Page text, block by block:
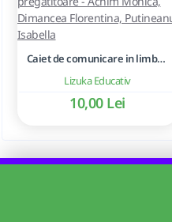
Lizuka Educativ
Caiet de comunicare in limba romana pentru clasele pregatitoare - Achim Monica, Dimancea Florentina, Putineanu Isabella
10,00 Lei